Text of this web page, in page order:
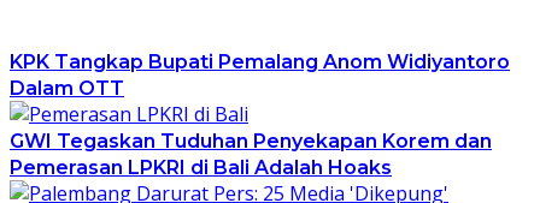
KPK Tangkap Bupati Pemalang Anom Widiyantoro
Dalam OTT
GWI Tegaskan Tuduhan Penyekapan Korem dan
Pemerasan LPKRI di Bali Adalah Hoaks